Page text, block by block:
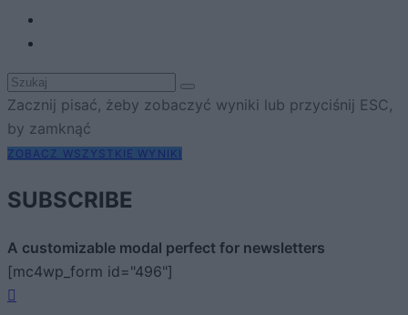
Zacznij pisać, żeby zobaczyć wyniki lub przyciśnij ESC,
by zamknąć
ZOBACZ WSZYSTKIE WYNIKI
SUBSCRIBE
A customizable modal perfect for newsletters
[mc4wp_form id="496"]